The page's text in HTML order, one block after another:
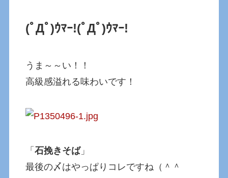
(ﾟДﾟ)ｳﾏｰ!(ﾟДﾟ)ｳﾏｰ!
うま～～い！！
高級感溢れる味わいです！
「石挽きそば」
最後の〆はやっぱりコレですね（＾＾